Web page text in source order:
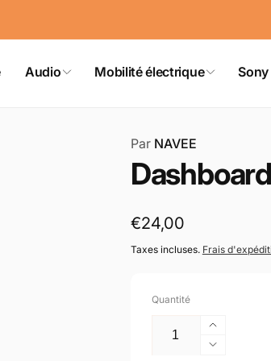
Audio Mobilité électrique Sony
ParNAVEE
Prix
habituel
€24,00
Taxes incluses. Frais
Quantité
la
Réduire